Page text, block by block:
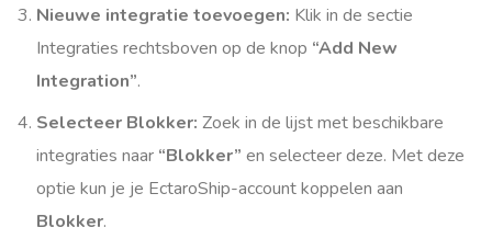
Nieuwe integratie toevoegen: Klik in de sectie
Integraties rechtsboven op de knop “Add New
Integration”.
Selecteer Blokker: Zoek in de lijst met beschikbare
integraties naar “Blokker” en selecteer deze. Met deze
optie kun je je EctaroShip-account koppelen aan
Blokker.